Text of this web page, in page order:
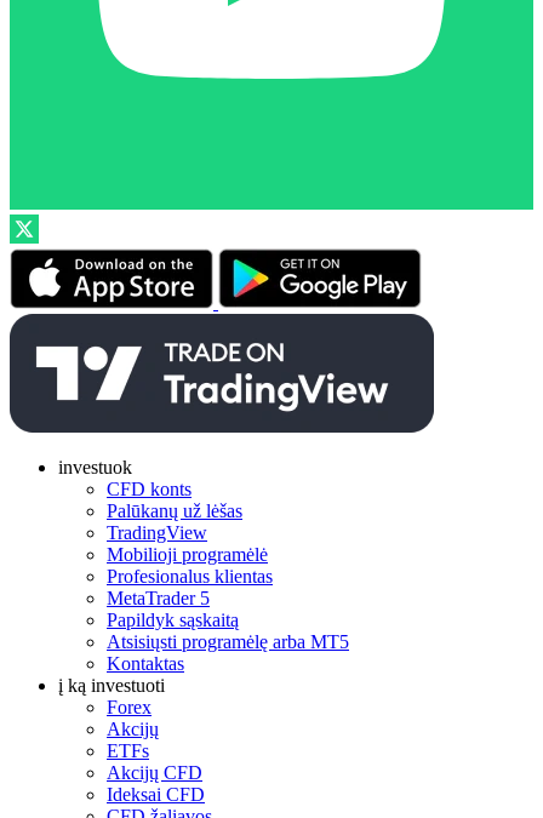
investuok
CFD konts
Palūkanų už lėšas
TradingView
Mobilioji programėlė
Profesionalus klientas
MetaTrader 5
Papildyk sąskaitą
Atsisiųsti programėlę arba MT5
Kontaktas
į ką investuoti
Forex
Akcijų
ETFs
Akcijų CFD
Ideksai CFD